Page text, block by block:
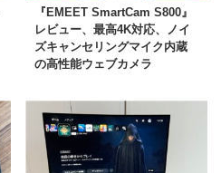
『EMEET SmartCam S800』
レビュー、最高4K対応、ノイ
ズキャンセリングマイク内蔵
の高性能ウェブカメラ